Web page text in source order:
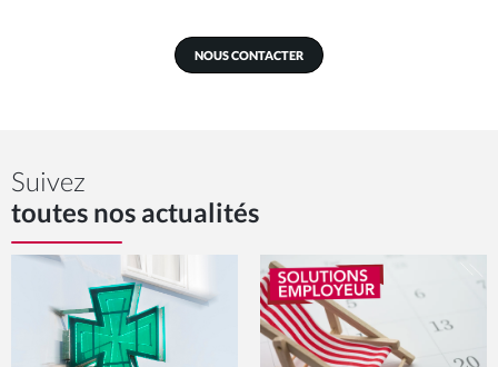
NOUS CONTACTER
Suivez
toutes nos actualités